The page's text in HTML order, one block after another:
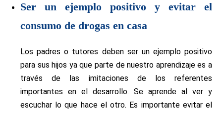
Ser un ejemplo positivo y evitar el
consumo de drogas en casa
Los padres o tutores deben ser un ejemplo positivo
para sus hijos ya que parte de nuestro aprendizaje es a
través de las imitaciones de los referentes
importantes en el desarrollo. Se aprende al ver y
escuchar lo que hace el otro. Es importante evitar el